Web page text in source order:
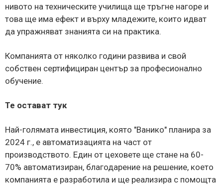
нивото на техническите училища ще тръгне нагоре и
това ще има ефект и върху младежите, които идват
да упражняват знанията си на практика.
Компанията от няколко години развива и свой
собствен сертифициран център за професионално
обучение.
Те остават тук
Най-голямата инвестиция, която "Ванико" планира за
2024 г., е автоматизацията на част от
производството. Един от цеховете ще стане на 60-
70% автоматизиран, благодарение на решение, което
компанията е разработила и ще реализира с помощта